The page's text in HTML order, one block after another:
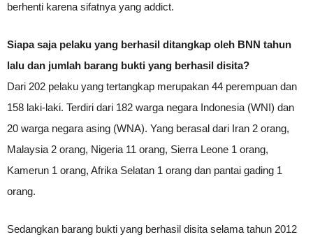
berhenti karena sifatnya yang addict.
Siapa saja pelaku yang berhasil ditangkap oleh BNN tahun
lalu dan jumlah barang bukti yang berhasil disita?
Dari 202 pelaku yang tertangkap merupakan 44 perempuan dan
158 laki-laki. Terdiri dari 182 warga negara Indonesia (WNI) dan
20 warga negara asing (WNA). Yang berasal dari Iran 2 orang,
Malaysia 2 orang, Nigeria 11 orang, Sierra Leone 1 orang,
Kamerun 1 orang, Afrika Selatan 1 orang dan pantai gading 1
orang.
Sedangkan barang bukti yang berhasil disita selama tahun 2012